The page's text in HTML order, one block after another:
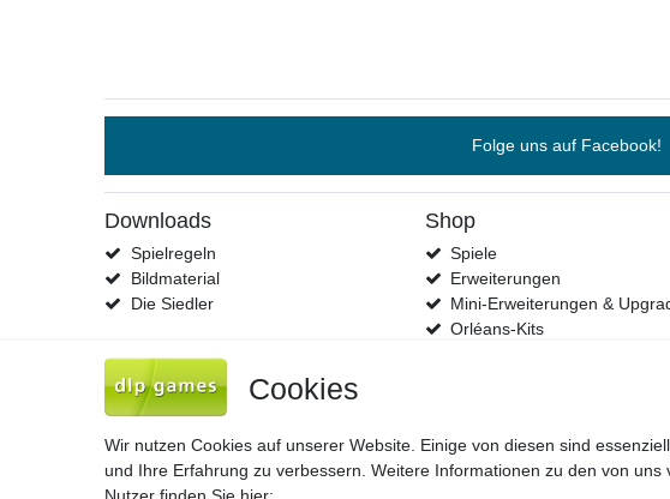
Folge uns auf Facebook!
Downloads
Spielregeln
Bildmaterial
Die Siedler
Shop
Spiele
Erweiterungen
Mini-Erweiterungen &
Orléans-Kits
Cookies
Wir nutzen Cookies auf unserer Website. Einige von diesen sind
und Ihre Erfahrung zu verbessern. Weitere Informationen zu den von